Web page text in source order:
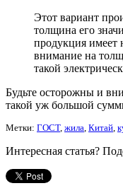
Этот вариант
толщина его
продукция имеет
внимание на
такой
Будьте осторожны и
такой уж большой
Метки: ГОСТ, жила, Китай,
Интересная статья?